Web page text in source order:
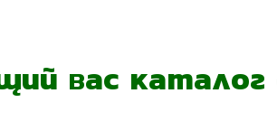
вас каталог